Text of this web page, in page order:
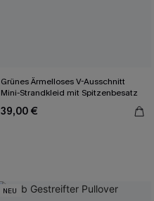
Grünes Ärmelloses V-Ausschnitt
Mini-Strandkleid mit Spitzenbesatz
39,00 €
NEU